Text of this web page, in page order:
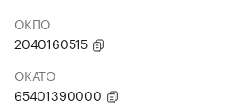
ОКПО
2040160515
ОКАТО
65401390000